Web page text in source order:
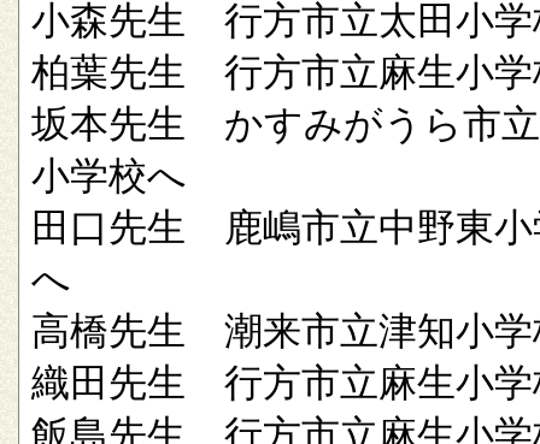
小森先生 行方市立太田小学
柏葉先生 行方市立麻生小学
坂本先生 かすみがうら市
小学校へ
田口先生 鹿嶋市立中野東小
へ
高橋先生 潮来市立津知小学
織田先生 行方市立麻生小学
飯島先生 行方市立麻生小学